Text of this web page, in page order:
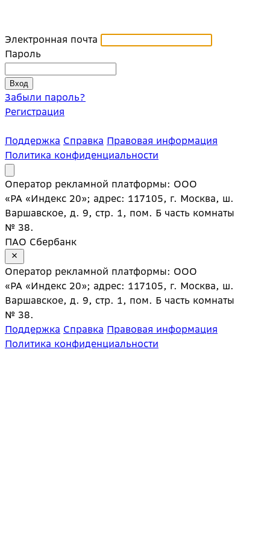
Электронная почта
Пароль
Забыли пароль?
Регистрация
Поддержка Справка Правовая информация
Политика конфиденциальности
Оператор рекламной платформы: ООО
«РА «Индекс 20»; адрес: 117105, г. Москва, ш.
Варшавское, д. 9, стр. 1, пом. Б часть комнаты
№ 38.
ПАО Сбербанк
Оператор рекламной платформы: ООО
«РА «Индекс 20»; адрес: 117105, г. Москва, ш.
Варшавское, д. 9, стр. 1, пом. Б часть комнаты
№ 38.
Поддержка Справка Правовая информация
Политика конфиденциальности